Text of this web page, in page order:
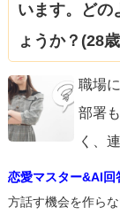
います。どの
ょうか？(28
職場
部署
く、
恋愛マスター&AI回
方話す機会を作ら